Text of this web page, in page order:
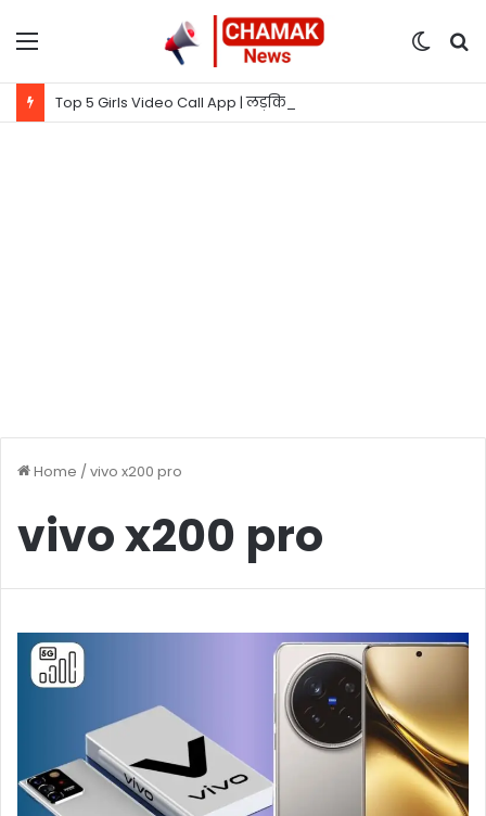
Menu
Switch
Top 5 Girls Video Call App | लड़कियों से बात करने वाला ऐप
Home /vivo x200 pro
vivo x200 pro